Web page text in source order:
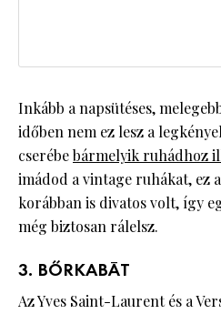
Inkább a napsütéses,
időben nem ez lesz a
cserébebármelyik ruhádhoz
imádod a vintage ruhákat, ez
korábban is divatos volt, így
még biztosan rálelsz.
3. BŐRKABÁT
Az Yves Saint-Laurent és a